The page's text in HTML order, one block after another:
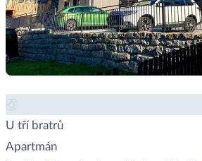
U tří bratrů
Apartmán